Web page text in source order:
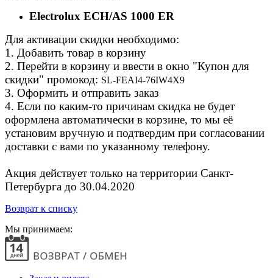
Electrolux ECH/AS 1000 ER
Для активации скидки необходимо:
1. Добавить товар в корзину
2. Перейти в корзину и ввести в окно "Купон для
скидки" промокод: SL-FEAI4-76IW4X9
3. Оформить и отправить заказ
4. Если по каким-то причинам скидка не будет
оформлена автоматически в корзине, то мы её
установим вручную и подтвердим при согласовании
доставки с вами по указанному телефону.
Акция действует только на территории Санкт-
Петербурга до 30.04.2020
Возврат к списку
Мы принимаем: